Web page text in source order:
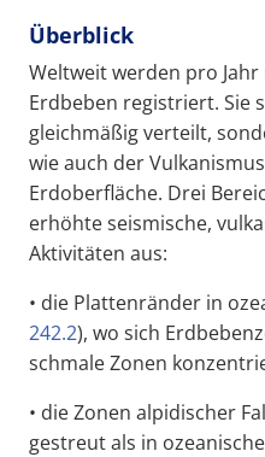
Überblick
Weltweit werden pro
Erdbeben registriert. Sie
gleichmäßig verteilt,
wie auch der
Erdoberfläche. Drei
erhöhte seismische,
Aktivitäten aus:
• die Plattenränder in
242.2), wo sich
schmale Zonen
• die Zonen alpidischer
gestreut als in